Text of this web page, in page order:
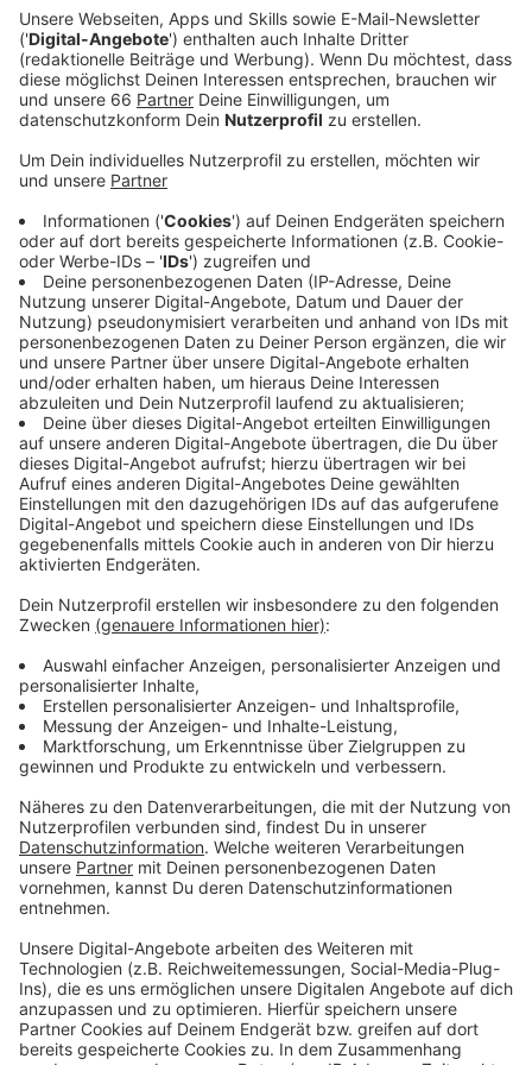
Ein Promi, keine Fragen und fünf
Gegenstände
Anzeige
Wenn ein Popstar, Comedian, Schauspieler oder
Politiker bei uns zu Besuch ist, stellt er sich auch dem
besonderen Video-Interview „Fünf für". Dabei wird
keine einzige Frage gestellt, sondern dem Gast
einfach fünf Dinge in die Hand gedrückt, zu denen er
das erzählt, was ihm als Erstes einfällt. Keine
Standardantworten, keine Promotionaussagen -
sondern ganz persönliche Geschichten - das ist „Fünf
für"!
Anzeige
Wir benötigen Ihre
Zustimmung, um den YouTube
Video-Service zu laden!
Wir verwenden einen Service eines
Drittanbieters, um Videoinhalte
Daten zu Ihren Aktivitäten
sammeln. Bitte lesen Sie die
Details durch und stimmen Sie der
Nutzung des Service zu, um dieses
Mehr Informationen
Akzeptieren
Fünf für Fury in the Slaughterhouse
Anzeige